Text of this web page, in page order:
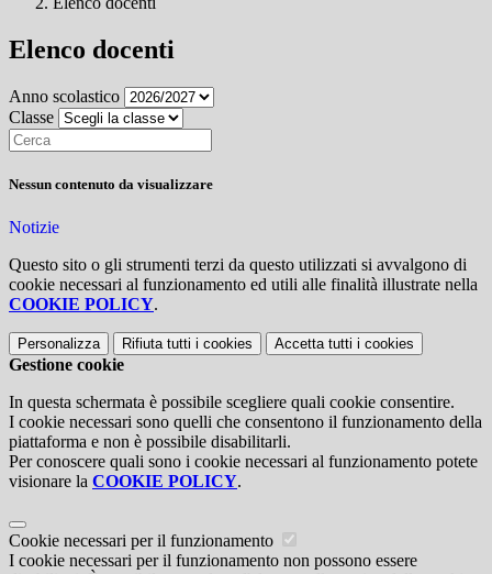
Elenco docenti
Anno scolastico
Classe
Nessun contenuto da visualizzare
Notizie
Questo sito o gli strumenti terzi da questo utilizzati si avvalgono di
cookie necessari al funzionamento ed utili alle finalità illustrate nella
COOKIE POLICY.
Personalizza Rifiuta tutti i cookies Accetta tutti i cookies
Gestione cookie
In questa schermata è possibile scegliere quali cookie consentire.
I cookie necessari sono quelli che consentono il funzionamento della
piattaforma e non è possibile disabilitarli.
Per conoscere quali sono i cookie necessari al funzionamento potete
visionare la COOKIE POLICY.
Cookie necessari per il funzionamento
I cookie necessari per il funzionamento non possono essere